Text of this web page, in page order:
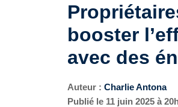
booster
avec des
Auteur : Charlie Antona
Publié le 11 juin 2025 à